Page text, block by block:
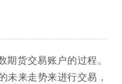
货交易账户的过程。
来走势来进行交易，